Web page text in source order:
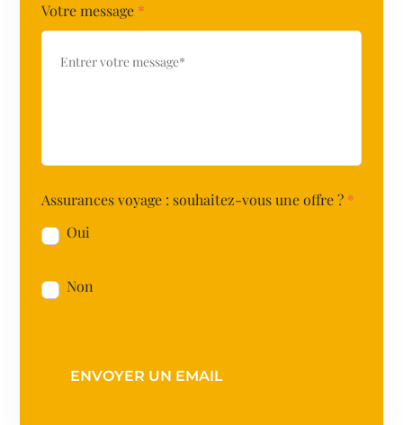
Votre message *
Assurances voyage : souhaitez-vous une offre ? *
Oui
Non
ENVOYER UN EMAIL